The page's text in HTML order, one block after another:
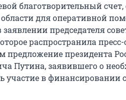
благотворительный
для оперативной
заявлении председателя
распространила
предложение президента
Путина, заявившего о
участие в финансировании